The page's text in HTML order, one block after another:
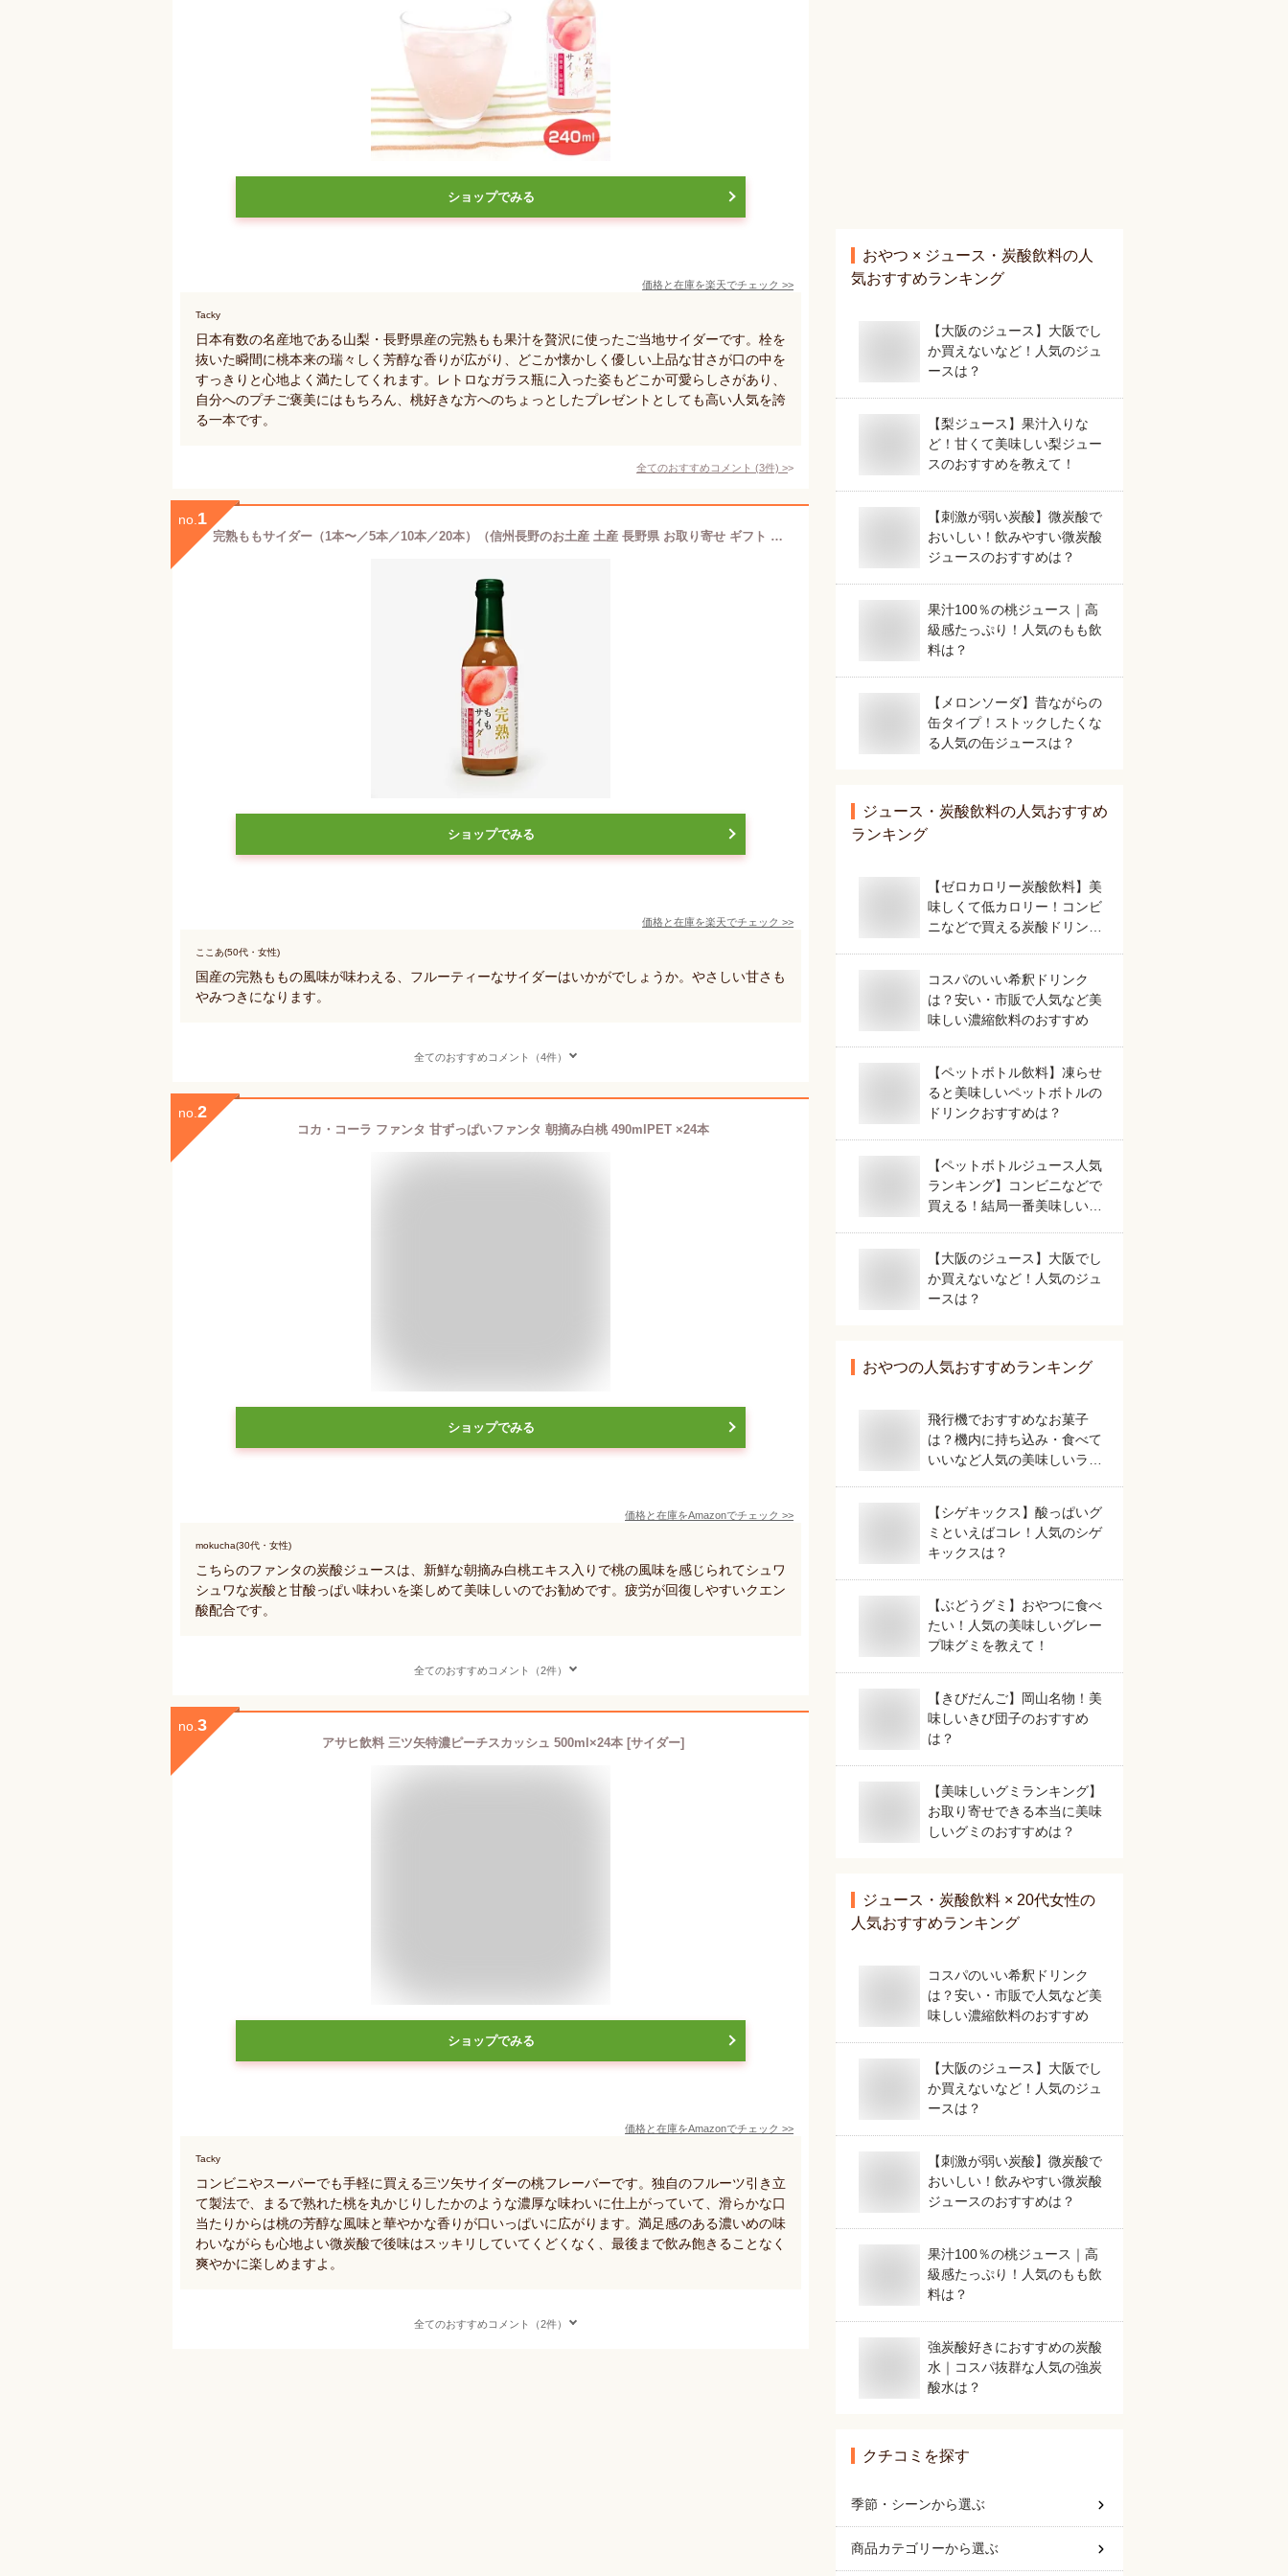
ショップでみる
価格と在庫を楽天でチェック >>
Tacky
日本有数の名産地である山梨・長野県産の完熟もも果汁を贅沢に使ったご当地サイダーです。栓を
抜いた瞬間に桃本来の瑞々しく芳醇な香りが広がり、どこか懐かしく優しい上品な甘さが口の中を
すっきりと心地よく満たしてくれます。レトロなガラス瓶に入った姿もどこか可愛らしさがあり、
自分へのプチご褒美にはもちろん、桃好きな方へのちょっとしたプレゼントとしても高い人気を誇
る一本です。
全てのおすすめコメント (3件) >
no. 1
完熟ももサイダー（1本〜／5本／10本／20本）（信州長野のお土産 土産 長野県 お取り寄せ ギフト 桃 もも ピーチジュース 炭酸飲料 長野土産 長野お土産）
ショップでみる
価格と在庫を楽天でチェック >>
ここあ(50代・女性)
国産の完熟ももの風味が味わえる、フルーティーなサイダーはいかがでしょうか。やさしい甘さも
やみつきになります。
全てのおすすめコメント（4件）
no. 2
コカ・コーラ ファンタ 甘ずっぱいファンタ 朝摘み白桃 490mlPET ×24本
ショップでみる
価格と在庫をAmazonでチェック >>
mokucha(30代・女性)
こちらのファンタの炭酸ジュースは、新鮮な朝摘み白桃エキス入りで桃の風味を感じられてシュワ
シュワな炭酸と甘酸っぱい味わいを楽しめて美味しいのでお勧めです。疲労が回復しやすいクエン
酸配合です。
全てのおすすめコメント（2件）
no. 3
アサヒ飲料 三ツ矢特濃ピーチスカッシュ 500ml×24本 [サイダー]
ショップでみる
価格と在庫をAmazonでチェック >>
Tacky
コンビニやスーパーでも手軽に買える三ツ矢サイダーの桃フレーバーです。独自のフルーツ引き立
て製法で、まるで熟れた桃を丸かじりしたかのような濃厚な味わいに仕上がっていて、滑らかな口
当たりからは桃の芳醇な風味と華やかな香りが口いっぱいに広がります。満足感のある濃いめの味
わいながらも心地よい微炭酸で後味はスッキリしていてくどくなく、最後まで飲み飽きることなく
爽やかに楽しめますよ。
全てのおすすめコメント（2件）
おやつ × ジュース・炭酸飲料の人
気おすすめランキング
【大阪のジュース】大阪でし
か買えないなど！人気のジュ
ースは？
【梨ジュース】果汁入りな
ど！甘くて美味しい梨ジュー
スのおすすめを教えて！
【刺激が弱い炭酸】微炭酸で
おいしい！飲みやすい微炭酸
ジュースのおすすめは？
果汁100％の桃ジュース｜高
級感たっぷり！人気のもも飲
料は？
【メロンソーダ】昔ながらの
缶タイプ！ストックしたくな
る人気の缶ジュースは？
ジュース・炭酸飲料の人気おすすめ
ランキング
【ゼロカロリー炭酸飲料】美
味しくて低カロリー！コンビ
ニなどで買える炭酸ドリンク
コスパのいい希釈ドリンク
は？安い・市販で人気など美
味しい濃縮飲料のおすすめ
【ペットボトル飲料】凍らせ
ると美味しいペットボトルの
ドリンクおすすめは？
【ペットボトルジュース人気
ランキング】コンビニなどで
買える！結局一番美味しいド
【大阪のジュース】大阪でし
か買えないなど！人気のジュ
ースは？
おやつの人気おすすめランキング
飛行機でおすすめなお菓子
は？機内に持ち込み・食べて
いいなど人気の美味しいラン
【シゲキックス】酸っぱいグ
ミといえばコレ！人気のシゲ
キックスは？
【ぶどうグミ】おやつに食べ
たい！人気の美味しいグレー
プ味グミを教えて！
【きびだんご】岡山名物！美
味しいきび団子のおすすめ
は？
【美味しいグミランキング】
お取り寄せできる本当に美味
しいグミのおすすめは？
ジュース・炭酸飲料 × 20代女性の
人気おすすめランキング
コスパのいい希釈ドリンク
は？安い・市販で人気など美
味しい濃縮飲料のおすすめ
【大阪のジュース】大阪でし
か買えないなど！人気のジュ
ースは？
【刺激が弱い炭酸】微炭酸で
おいしい！飲みやすい微炭酸
ジュースのおすすめは？
果汁100％の桃ジュース｜高
級感たっぷり！人気のもも飲
料は？
強炭酸好きにおすすめの炭酸
水｜コスパ抜群な人気の強炭
酸水は？
クチコミを探す
季節・シーンから選ぶ
商品カテゴリーから選ぶ